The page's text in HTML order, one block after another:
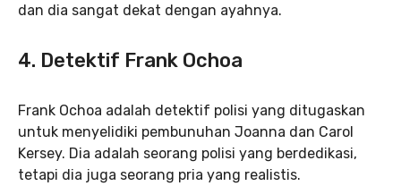
dan dia sangat dekat dengan ayahnya.
4. Detektif Frank Ochoa
Frank Ochoa adalah detektif polisi yang ditugaskan
untuk menyelidiki pembunuhan Joanna dan Carol
Kersey. Dia adalah seorang polisi yang berdedikasi,
tetapi dia juga seorang pria yang realistis.